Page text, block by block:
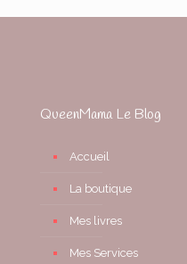
QueenMama Le Blog
Accueil
La boutique
Mes livres
Mes Services